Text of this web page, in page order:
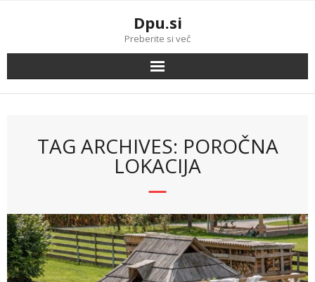
Dpu.si
Preberite si več
TAG ARCHIVES: POROČNA
LOKACIJA